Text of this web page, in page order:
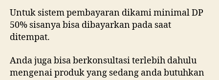
Untuk sistem pembayaran dikami minimal DP
50% sisanya bisa dibayarkan pada saat
ditempat.
Anda juga bisa berkonsultasi terlebih dahulu
mengenai produk yang sedang anda butuhkan